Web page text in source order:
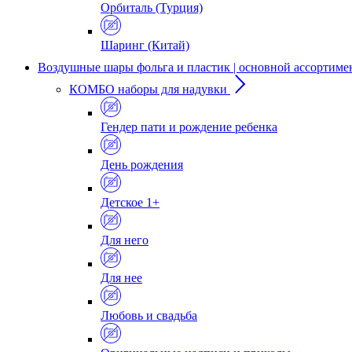
Орбиталь (Турция)
Шаринг (Китай)
Воздушные шары фольга и пластик | основной
КОМБО наборы для надувки
Гендер пати и рождение ребенка
День рождения
Детское 1+
Для него
Для нее
Любовь и свадьба